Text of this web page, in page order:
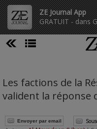
ZE Journal App
GRATUIT - dans
Les factions de la
valident la réponse
Envoyer par email